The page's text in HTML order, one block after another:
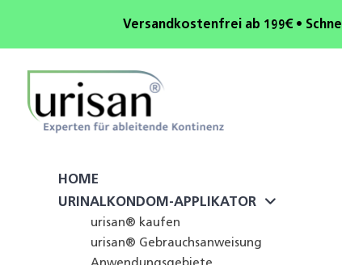
Versandkostenfrei ab 199€ •
HOME
URINALKONDOM-APPLIKATOR
urisan® kaufen
urisan® Gebrauchsanweisung